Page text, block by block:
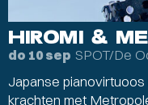
HIROMI &
do 10 sep SPOT/De
Japanse
krachten met